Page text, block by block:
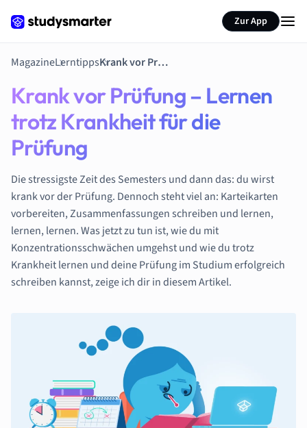
Zur App
MagazineLerntipps Krank vor Prüfung – Lernen trotz Krankheit für die Prüfung
Krank vor Prüfung – Lernen
trotz Krankheit für die
Prüfung
Die stressigste Zeit des Semesters und dann das: du wirst
krank vor der Prüfung. Dennoch steht viel an: Karteikarten
vorbereiten, Zusammenfassungen schreiben und lernen,
lernen, lernen. Was jetzt zu tun ist, wie du mit
Konzentrationsschwächen umgehst und wie du trotz
Krankheit lernen und deine Prüfung im Studium erfolgreich
schreiben kannst, zeige ich dir in diesem Artikel.